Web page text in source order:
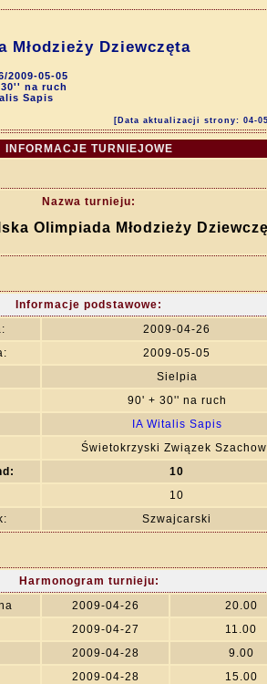
Młodzieży Dziewczęta
2009-05-05
na ruch
Sapis
[Data aktualizacji strony: 04-
INFORMACJE TURNIEJOWE
Nazwa turnieju:
Olimpiada Młodzieży
Informacje podstawowe:
2009-04-26
2009-05-05
Sielpia
90' + 30'' na ruch
IA Witalis Sapis
Świetokrzyski Związek
10
10
Szwajcarski
Harmonogram turnieju:
2009-04-26
20.00
2009-04-27
11.00
2009-04-28
9.00
2009-04-28
15.00